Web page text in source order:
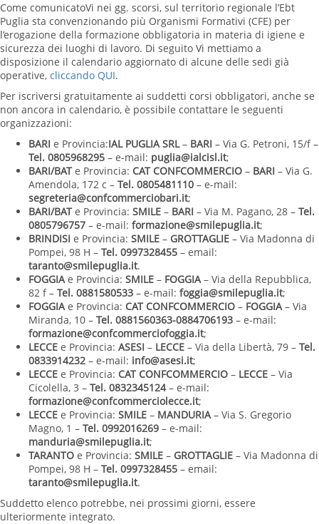
Come comunicatoVi nei gg. scorsi, sul territorio regionale l’Ebt
Puglia sta convenzionando più Organismi Formativi (CFE) per
l’erogazione della formazione obbligatoria in materia di igiene e
sicurezza dei luoghi di lavoro. Di seguito Vi mettiamo a
disposizione il calendario aggiornato di alcune delle sedi già
operative, cliccando QUI.
Per iscriversi gratuitamente ai suddetti corsi obbligatori, anche se
non ancora in calendario, è possibile contattare le seguenti
organizzazioni:
BARI e Provincia:IAL PUGLIA SRL– BARI – Via G. Petroni, 15/f –
Tel. 0805968295 – e-mail: puglia@ialcisl.it;
BARI/BATe Provincia: CAT CONFCOMMERCIO – BARI – Via G.
Amendola, 172 c – Tel. 0805481110 – e-mail:
segreteria@confcommerciobari.it;
BARI/BATe Provincia: SMILE – BARI – Via M. Pagano, 28 – Tel.
0805796757 – e-mail: formazione@smilepuglia.it;
BRINDISI e Provincia: SMILE – GROTTAGLIE – Via Madonna di
Pompei, 98 H – Tel. 0997328455 – email:
taranto@smilepuglia.it.
FOGGIAe Provincia: SMILE – FOGGIA– Via della Repubblica,
82 f – Tel. 0881580533 – e-mail: foggia@smilepuglia.it;
FOGGIAe Provincia: CAT CONFCOMMERCIO – FOGGIA– Via
Miranda, 10 – Tel. 0881560363-0884706193 – e-mail:
formazione@confcommerciofoggia.it;
LECCE e Provincia: ASESI – LECCE – Via della Libertà, 79 – Tel.
0833914232 – e-mail: info@asesi.it;
LECCE e Provincia: CAT CONFCOMMERCIO – LECCE – Via
Cicolella, 3 – Tel. 0832345124– e-mail:
formazione@confcommerciolecce.it;
LECCE e Provincia: SMILE – MANDURIA– Via S. Gregorio
Magno, 1 – Tel. 0992016269 – e-mail:
manduria@smilepuglia.it;
TARANTO e Provincia: SMILE – GROTTAGLIE – Via Madonna di
Pompei, 98 H – Tel. 0997328455 – email:
taranto@smilepuglia.it.
Suddetto elenco potrebbe, nei prossimi giorni, essere
ulteriormente integrato.